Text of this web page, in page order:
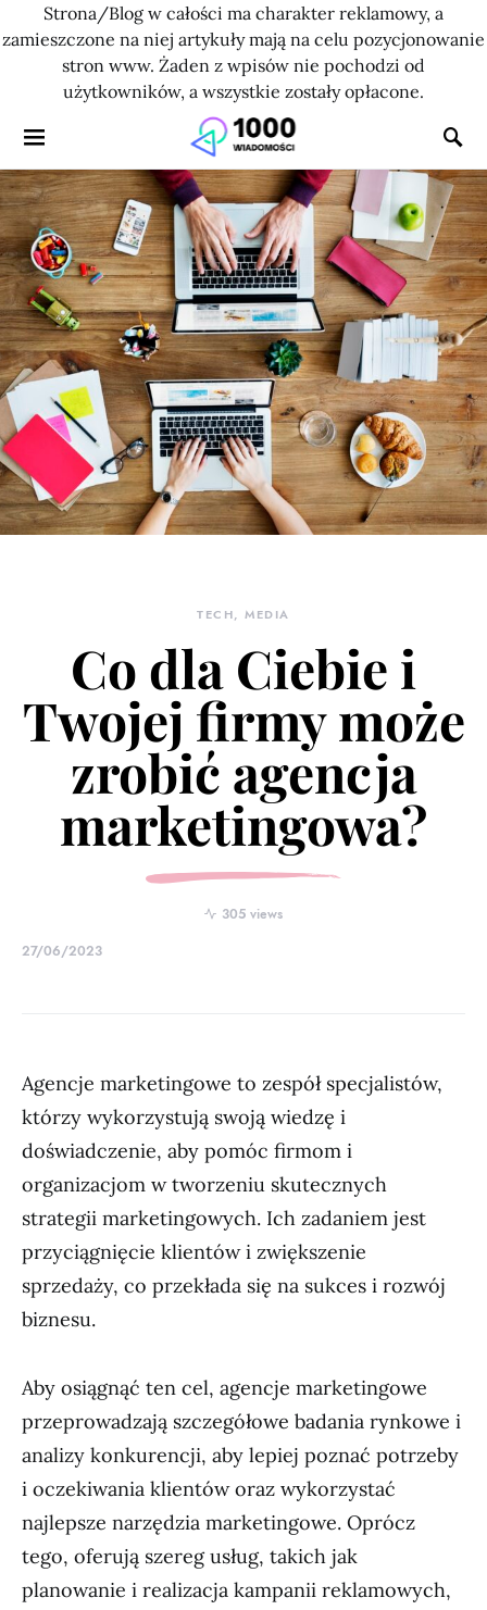
Strona/Blog w całości ma charakter reklamowy, a
zamieszczone na niej artykuły mają na celu pozycjonowanie
stron www. Żaden z wpisów nie pochodzi od
użytkowników, a wszystkie zostały opłacone.
TECH, MEDIA
Co dla Ciebie i
Twojej firmy może
zrobić agencja
marketingowa?
305 views
27/06/2023
Agencje marketingowe to zespół specjalistów,
którzy wykorzystują swoją wiedzę i
doświadczenie, aby pomóc firmom i
organizacjom w tworzeniu skutecznych
strategii marketingowych. Ich zadaniem jest
przyciągnięcie klientów i zwiększenie
sprzedaży, co przekłada się na sukces i rozwój
biznesu.
Aby osiągnąć ten cel, agencje marketingowe
przeprowadzają szczegółowe badania rynkowe i
analizy konkurencji, aby lepiej poznać potrzeby
i oczekiwania klientów oraz wykorzystać
najlepsze narzędzia marketingowe. Oprócz
tego, oferują szereg usług, takich jak
planowanie i realizacja kampanii reklamowych,